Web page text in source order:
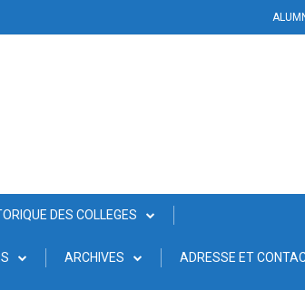
DES COLLEGES
ARCHIVES ADRESSE ET